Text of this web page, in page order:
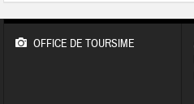
OFFICE DE TOURSIME